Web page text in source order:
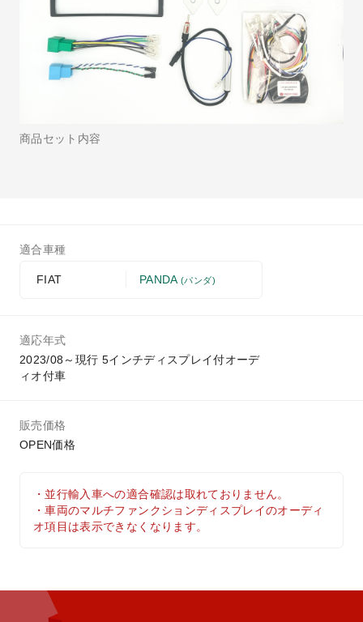
商品セット内容
適合車種
FIAT PANDA(パンダ)
適応年式
2023/08～現行 5インチディスプレイ付オーデ
ィオ付車
販売価格
OPEN価格
・並行輸入車への適合確認は取れておりません。
・車両のマルチファンクションディスプレイのオーディ
オ項目は表示できなくなります。